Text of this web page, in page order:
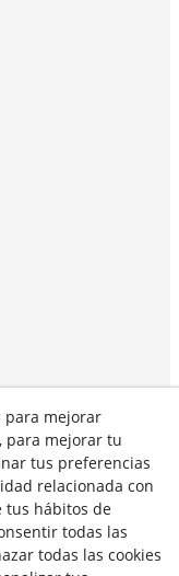
para mejorar
para mejorar tu
tus preferencias
relacionada con
tus hábitos de
todas las
todas las cookies